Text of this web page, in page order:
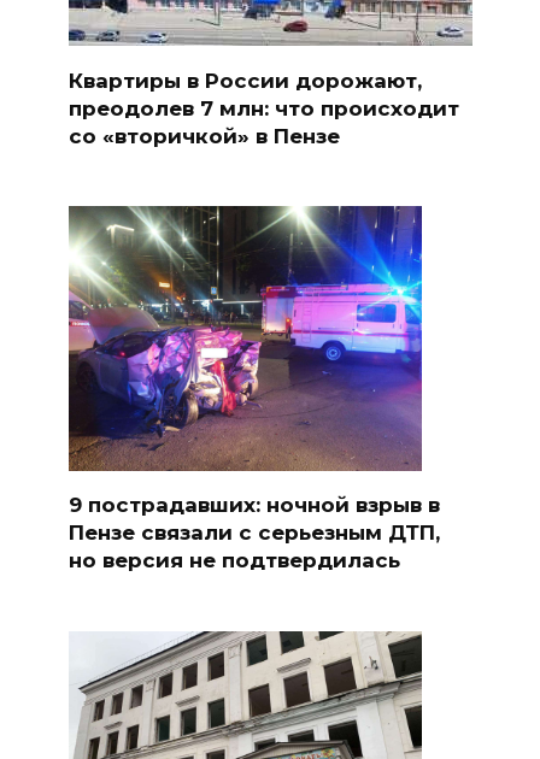
Квартиры в России дорожают,
преодолев 7 млн: что происходит
со «вторичкой» в Пензе
9 пострадавших: ночной взрыв в
Пензе связали с серьезным ДТП,
но версия не подтвердилась